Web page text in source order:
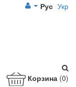
Рус Укр
Корзина (0)